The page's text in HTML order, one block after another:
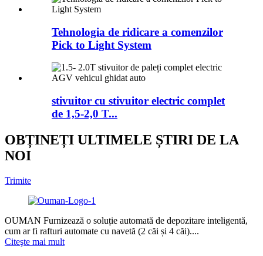
Tehnologia de ridicare a comenzilor
Pick to Light System
stivuitor cu stivuitor electric complet
de 1,5-2,0 T...
OBȚINEȚI ULTIMELE ȘTIRI DE LA
NOI
Trimite
OUMAN Furnizează o soluție automată de depozitare inteligentă,
cum ar fi rafturi automate cu navetă (2 căi și 4 căi)....
Citeşte mai mult